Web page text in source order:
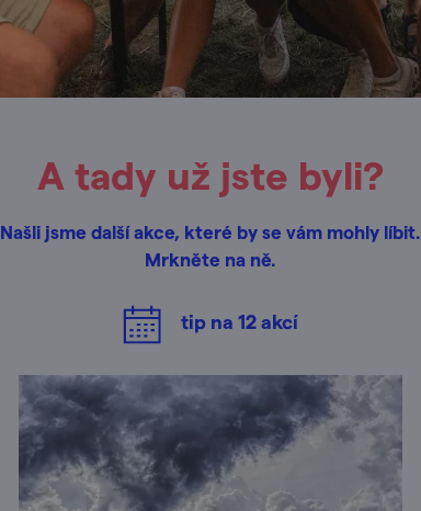
A tady už jste byli?
Našli jsme další akce, které by se vám mohly líbit.
Mrkněte na ně.
tip na 12akcí